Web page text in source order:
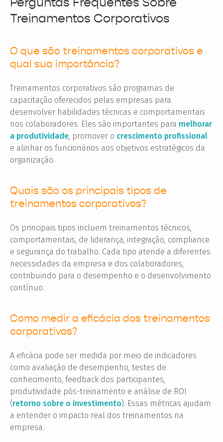
Treinamentos Corporativos
O que são treinamentos corporativos e
qual sua importância?
Treinamentos corporativos são programas de
capacitação oferecidos pelas empresas para
desenvolver habilidades técnicas e comportamentais
nos colaboradores. Eles são importantes para melhorar
a produtividade, promover o crescimento profissional
e alinhar os funcionários aos objetivos estratégicos da
organização.
Quais são os principais tipos de
treinamentos corporativos?
Os principais tipos incluem treinamentos técnicos,
comportamentais, de liderança, integração, compliance
e segurança do trabalho. Cada tipo atende a diferentes
necessidades da empresa e dos colaboradores,
contribuindo para o desempenho e o desenvolvimento
contínuo.
Como medir a eficácia dos treinamentos
corporativos?
A eficácia pode ser medida por meio de indicadores
como avaliação de desempenho, testes de
conhecimento, feedback dos participantes,
produtividade pós-treinamento e análise de ROI
(retorno sobre o investimento). Essas métricas ajudam
a entender o impacto real dos treinamentos na
empresa.